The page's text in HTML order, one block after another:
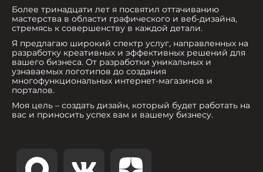
Более тринадцати лет я посвятил оттачиванию
мастерства в области графического и веб-дизайна,
стремясь к совершенству в каждой детали.
Я предлагаю широкий спектр услуг, направленных на
разработку креативных и эффективных решений для
вашего бизнеса. От разработки уникальных и
узнаваемых логотипов до создания
многофункциональных интернет-магазинов и
порталов.
Моя цель – создать дизайн, который будет работать на
вас и приносить успех вам и вашему бизнесу.